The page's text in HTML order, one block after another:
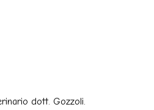
dott. Gozzoli.